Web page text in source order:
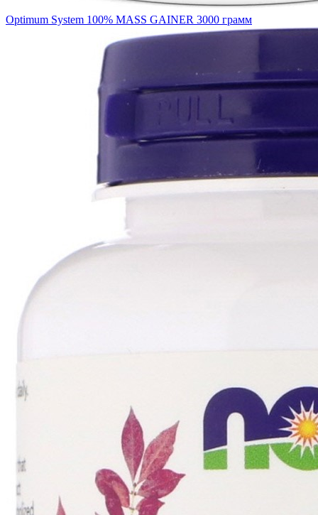
Optimum System 100% MASS GAINER 3000 грамм